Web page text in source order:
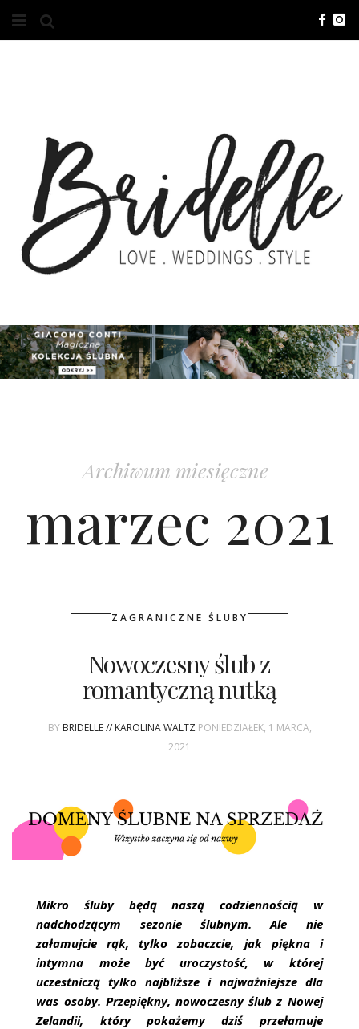
O NAS
KONTAKT
REKLAMA
ADVERTISING
ZGŁOSZENIA
KSIĄŻKI BRIDELLE
ŚLUBNE STYLE
Archiwum miesięczne
marzec 2021
ZAGRANICZNE ŚLUBY
Nowoczesny ślub z
romantyczną nutką
BY BRIDELLE // KAROLINA WALTZ PONIEDZIAŁEK, 1 MARCA,
2021
Mikro śluby będą naszą codziennością w
nadchodzącym sezonie ślubnym. Ale nie
załamujcie rąk, tylko zobaczcie, jak piękna i
intymna może być uroczystość, w której
uczestniczą tylko najbliższe i najważniejsze dla
was osoby. Przepiękny, nowoczesny ślub z Nowej
Zelandii, który pokażemy dziś przełamuje